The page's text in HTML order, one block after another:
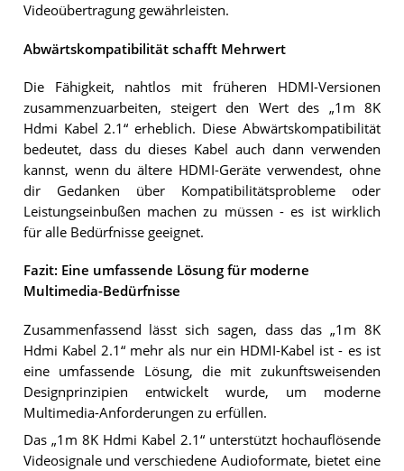
Videoübertragung gewährleisten.
Abwärtskompatibilität schafft Mehrwert
Die Fähigkeit, nahtlos mit früheren HDMI-Versionen
zusammenzuarbeiten, steigert den Wert des „1m 8K
Hdmi Kabel 2.1“ erheblich. Diese Abwärtskompatibilität
bedeutet, dass du dieses Kabel auch dann verwenden
kannst, wenn du ältere HDMI-Geräte verwendest, ohne
dir Gedanken über Kompatibilitätsprobleme oder
Leistungseinbußen machen zu müssen - es ist wirklich
für alle Bedürfnisse geeignet.
Fazit: Eine umfassende Lösung für moderne
Multimedia-Bedürfnisse
Zusammenfassend lässt sich sagen, dass das „1m 8K
Hdmi Kabel 2.1“ mehr als nur ein HDMI-Kabel ist - es ist
eine umfassende Lösung, die mit zukunftsweisenden
Designprinzipien entwickelt wurde, um moderne
Multimedia-Anforderungen zu erfüllen.
Das „1m 8K Hdmi Kabel 2.1“ unterstützt hochauflösende
Videosignale und verschiedene Audioformate, bietet eine